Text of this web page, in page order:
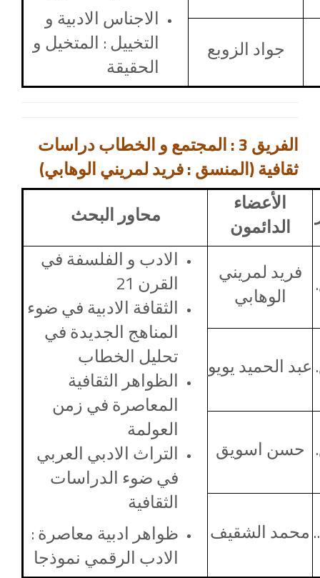
الاجناس الادبية و
التخييل : المتخيل و
الحقيقة
جواد الزوبع
الفريق 3 : المجتمع و الخطاب دراسات
ثقافية (المنسق : فريد لمريني الوهابي)
الأعضاء
الدائمون
محاور البحث
فريد لمريني
الوهابي
الادب و الفلسفة في
القرن 21
الثقافة الادبية في ضوء
المناهج الجديدة في
تحليل الخطاب
الظواهر الثقافية
المعاصرة في زمن
العولمة
التراث الادبي العربي
في ضوء الدراسات
الثقافية
ظواهر ادبية معاصرة :
الادب الرقمي نموذجا
عبد الحميد يويو
حسن اسويق
محمد الشقيف